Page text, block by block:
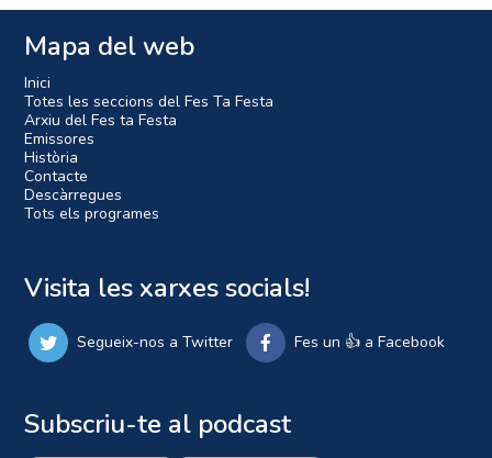
Mapa del web
Inici
Totes les seccions del Fes Ta Festa
Arxiu del Fes ta Festa
Emissores
Història
Contacte
Descàrregues
Tots els programes
Visita les xarxes socials!
Segueix-nos a Twitter Fes un 👍 a Facebook
Subscriu-te al podcast